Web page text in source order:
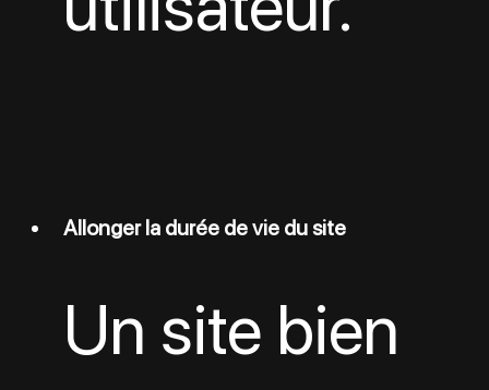
Allonger la durée de vie du site
Un site bien